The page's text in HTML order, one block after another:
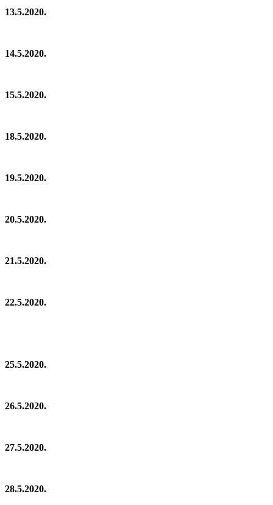
13.5.2020.
14.5.2020.
15.5.2020.
18.5.2020.
19.5.2020.
20.5.2020.
21.5.2020.
22.5.2020.
25.5.2020.
26.5.2020.
27.5.2020.
28.5.2020.